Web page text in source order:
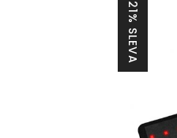
21% SLEVA